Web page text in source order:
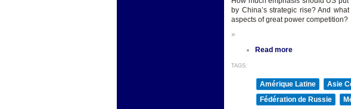
by China’s strategic rise? And
aspects of great power competition?
»
Read more
TAGS:
Amérique Latine Asie
Fédération de Russie